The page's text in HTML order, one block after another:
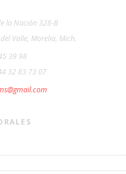
la Nación 328-B
Valle, Morelia, Mich.
39 98
32 83 73 07